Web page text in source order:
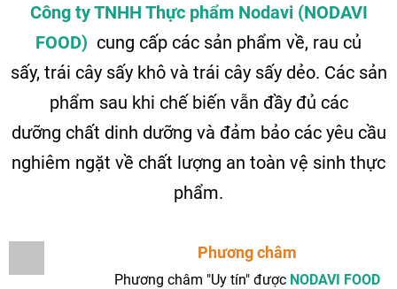
Công ty TNHH Thực phẩm Nodavi (NODAVI
FOOD) cung cấp các sản phẩm về, rau củ
sấy, trái cây sấy khô và trái cây sấy dẻo. Các sản
phẩm sau khi chế biến vẫn đầy đủ các
dưỡng chất dinh dưỡng và đảm bảo các yêu cầu
nghiêm ngặt về chất lượng an toàn vệ sinh thực
phẩm.
Phương châm
Phương châm "Uy tín" được NODAVI FOOD